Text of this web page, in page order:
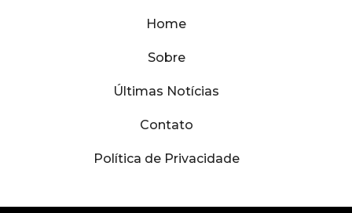
Home
Sobre
Últimas Notícias
Contato
Política de Privacidade